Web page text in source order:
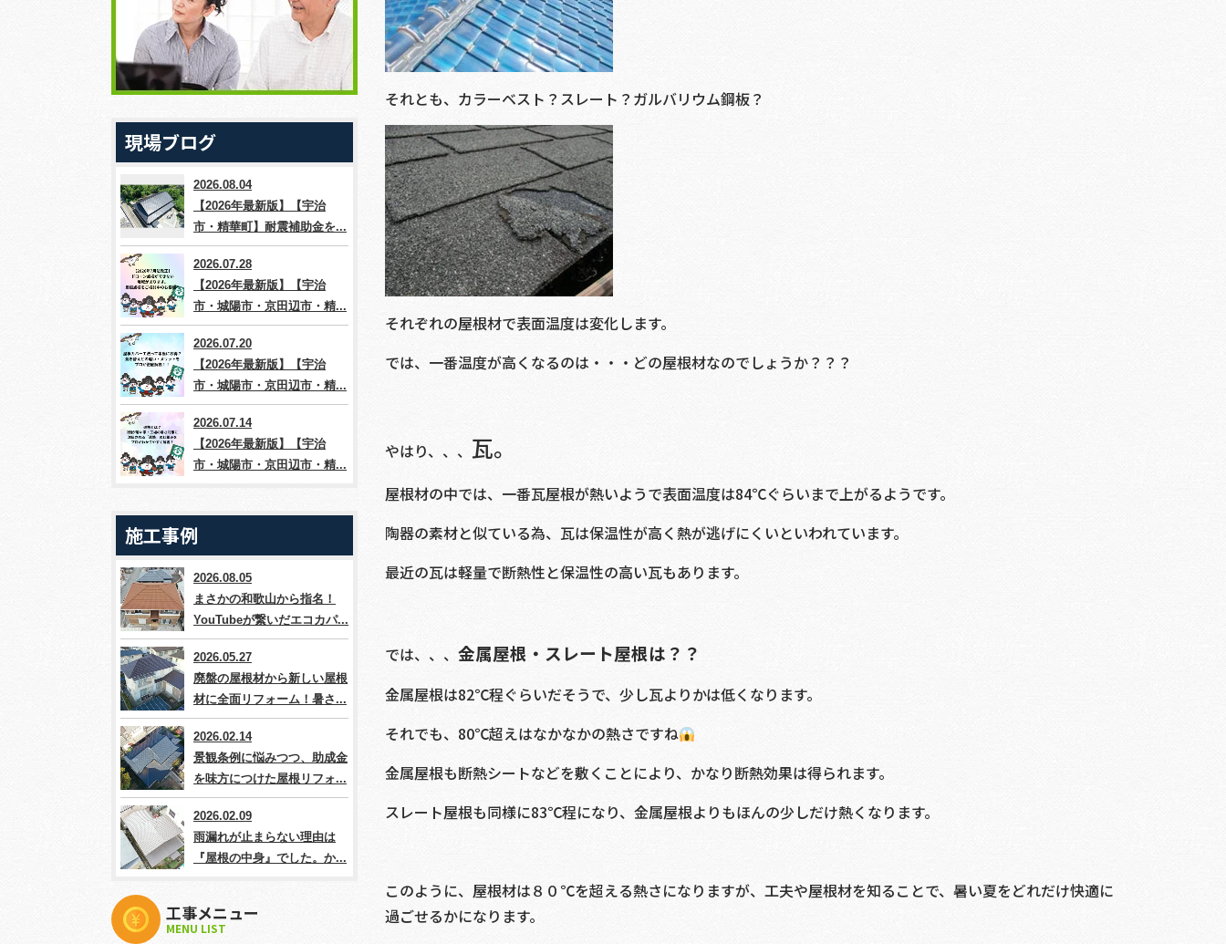
それとも、カラーベスト？スレート？ガルバリウム鋼板？
それぞれの屋根材で表面温度は変化します。
では、一番温度が高くなるのは・・・どの屋根材なのでしょうか？？？
やはり、、、 瓦。
屋根材の中では、一番瓦屋根が熱いようで表面温度は84℃ぐらいまで上がるようです。
陶器の素材と似ている為、瓦は保温性が高く熱が逃げにくいといわれています。
最近の瓦は軽量で断熱性と保温性の高い瓦もあります。
では、、、 金属屋根・スレート屋根は？？
金属屋根は82℃程ぐらいだそうで、少し瓦よりかは低くなります。
それでも、80℃超えはなかなかの熱さですね
金属屋根も断熱シートなどを敷くことにより、かなり断熱効果は得られます。
スレート屋根も同様に83℃程になり、金属屋根よりもほんの少しだけ熱くなります。
このように、屋根材は８０℃を超える熱さになりますが、工夫や屋根材を知ることで、暑い夏をどれだけ快適に
過ごせるかになります。
現場ブログ
2026.08.04
【2026年最新版】【宇治
市・精華町】耐震補助金を...
2026.07.28
【2026年最新版】【宇治
市・城陽市・京田辺市・精...
2026.07.20
【2026年最新版】【宇治
市・城陽市・京田辺市・精...
2026.07.14
【2026年最新版】【宇治
市・城陽市・京田辺市・精...
施工事例
2026.08.05
まさかの和歌山から指名！
YouTubeが繋いだエコカパ...
2026.05.27
廃盤の屋根材から新しい屋根
材に全面リフォーム！暑さ...
2026.02.14
景観条例に悩みつつ、助成金
を味方につけた屋根リフォ...
2026.02.09
雨漏れが止まらない理由は
『屋根の中身』でした。か...
工事メニュー
MENU LIST